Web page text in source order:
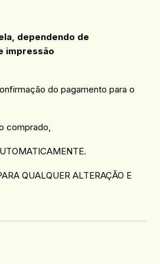
dependendo de
impressão
do pagamento para o
comprado,
QUALQUER ALTERAÇÃO E